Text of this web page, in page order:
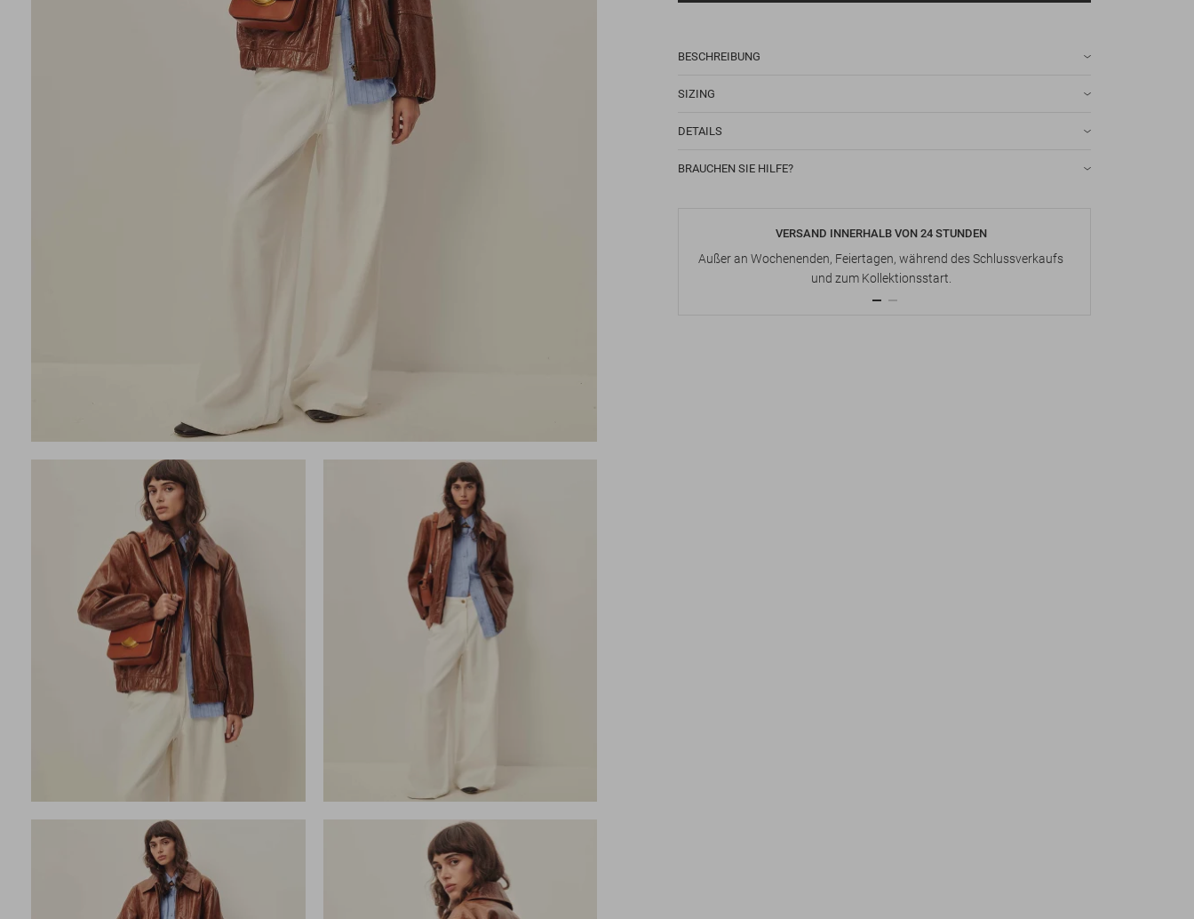
BESCHREIBUNG
SIZING
DETAILS
BRAUCHEN SIE HILFE?
VERSAND INNERHALB VON 24 STUNDEN
Außer an Wochenenden, Feiertagen, während des Schlussverkaufs
und zum Kollektionsstart.